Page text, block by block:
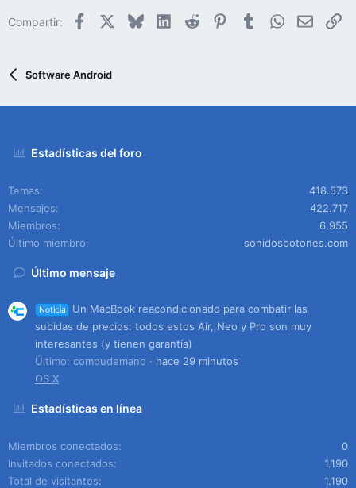
Compartir: Facebook BlueskyLinkedIn
Reddit PinterestTumblrWhatsApp
Email
Software Android
Estadísticas del foro
Temas
418.573
Mensajes
422.717
Miembros
6.955
Último miembro
sonidosbotones.com
Último mensaje
Noticia
Un MacBook reacondicionado para combatir las
subidas de precios: todos estos Air, Neo y Pro son muy
interesantes (y tienen garantía)
Último: compudemano
hace 29 minutos
OS X
Estadísticas en línea
Miembros conectados
0
Invitados conectados
1.190
Total de visitantes
1.190